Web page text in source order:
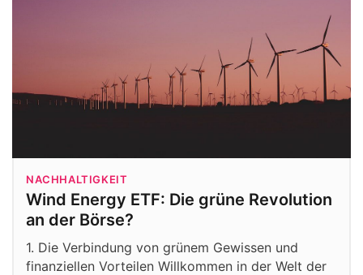
NACHHALTIGKEIT
Wind Energy ETF: Die grüne Revolution
an der Börse?
1. Die Verbindung von grünem Gewissen und
finanziellen Vorteilen Willkommen in der Welt der